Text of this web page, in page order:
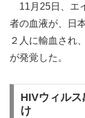
11月25日、エ
者の血液が、日
２人に輸血され
が発覚した。
HIVウィル
け